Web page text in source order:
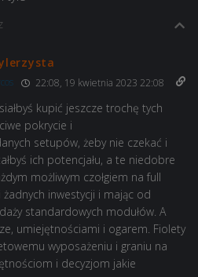
22:08, 19 kwietnia 2023 22:08
kupić jeszcze trochę tych
pokrycie i
setupów, żeby nie czekać i
ich potencjału, a te niedobre
możliwym czołgiem na full
inwestycji i mając od
standardowych modułów. A
umiejętnościami i ogarem. Fiolety
wyposażeniu i graniu na
i decyzjom jakie